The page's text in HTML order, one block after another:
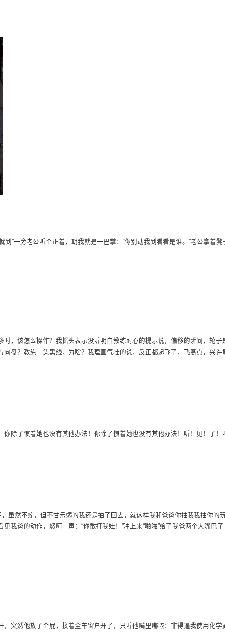
到”一旁老公听个正着，朝我就是一巴掌：“你别动我到看看是谁。”老公拿着凳
，该怎么操作？我摇头表示没听明白教练耐心的提示说，偏移的瞬间，轮子
？教练一头黑线，为啥？我理直气壮的说，反正都起飞了，飞高点，兴许
除了惯着她也没有其他办法！你除了惯着她也没有其他办法！听！见！了！
虽然不疼，但不甘示弱的我还是抽了回去，就这样我和爸爸你抽我我抽你的
我爸的动作，怒呵一声：“你敢打我娃！”冲上来“啪啪”给了我爸两个大嘴巴子
，突然他放了个屁，接着全车窗户开了，只听他嘴里嘟哝：非得逼我使用化学